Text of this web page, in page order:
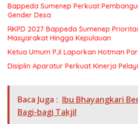
Bappeda Sumenep Perkuat
Gender Desa
RKPD 2027 Bappeda Sumenep
Masyarakat Hingga Kepulauan
Ketua Umum PJI Laporkan Hotman
Disiplin Aparatur Perkuat Kinerja
Baca Juga : Ibu Bhayangkari
Bagi-bagi Takjil